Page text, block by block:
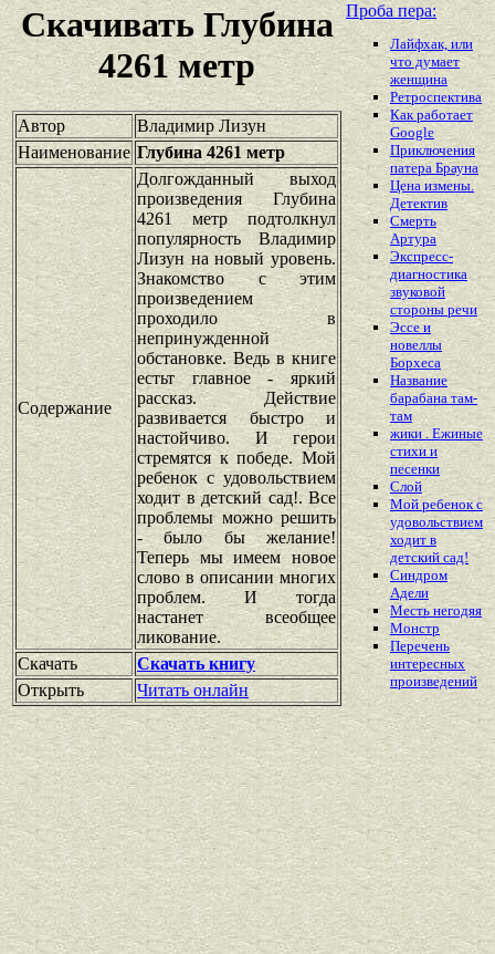
Скачивать Глубина
4261 метр
Автор
Владимир Лизун
Наименование Глубина 4261 метр
Содержание
Долгожданный выход
произведения Глубина
4261 метр подтолкнул
популярность Владимир
Лизун на новый уровень.
Знакомство с этим
произведением
проходило в
непринужденной
обстановке. Ведь в книге
естьт главное - яркий
рассказ. Действие
развивается быстро и
настойчиво. И герои
стремятся к победе. Мой
ребенок с удовольствием
ходит в детский сад!. Все
проблемы можно решить
- было бы желание!
Теперь мы имеем новое
слово в описании многих
проблем. И тогда
настанет всеобщее
ликование.
Скачать
Скачать книгу
Открыть
Читать онлайн
Проба пера:
Лайфхак, или
что думает
женщина
Ретроспектива
Как работает
Google
Приключения
патера Брауна
Цена измены.
Детектив
Смерть
Артура
Экспресс-
диагностика
звуковой
стороны речи
Эссе и
новеллы
Борхеса
Название
барабана там-
там
жики . Ежиные
стихи и
песенки
Слой
Мой ребенок с
удовольствием
ходит в
детский сад!
Синдром
Адели
Месть негодяя
Монстр
Перечень
интересных
произведений